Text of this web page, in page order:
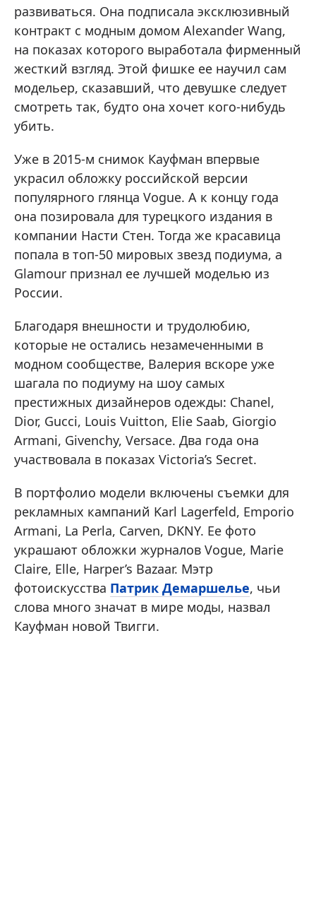
развиваться. Она подписала эксклюзивный
контракт с модным домом Alexander Wang,
на показах которого выработала фирменный
жесткий взгляд. Этой фишке ее научил сам
модельер, сказавший, что девушке следует
смотреть так, будто она хочет кого-нибудь
убить.
Уже в 2015-м снимок Кауфман впервые
украсил обложку российской версии
популярного глянца Vogue. А к концу года
она позировала для турецкого издания в
компании Насти Стен. Тогда же красавица
попала в топ-50 мировых звезд подиума, а
Glamour признал ее лучшей моделью из
России.
Благодаря внешности и трудолюбию,
которые не остались незамеченными в
модном сообществе, Валерия вскоре уже
шагала по подиуму на шоу самых
престижных дизайнеров одежды: Chanel,
Dior, Gucci, Louis Vuitton, Elie Saab, Giorgio
Armani, Givenchy, Versace. Два года она
участвовала в показах Victoria’s Secret.
В портфолио модели включены съемки для
рекламных кампаний Karl Lagerfeld, Emporio
Armani, La Perla, Carven, DKNY. Ее фото
украшают обложки журналов Vogue, Marie
Claire, Elle, Harper’s Bazaar. Мэтр
фотоискусства Патрик Демаршелье, чьи
слова много значат в мире моды, назвал
Кауфман новой Твигги.